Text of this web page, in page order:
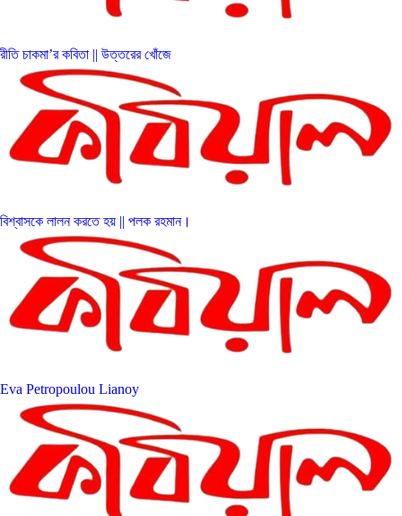
রীতি চাকমা’র কবিতা || উত্তরের খোঁজে
বিশ্বাসকে লালন করতে হয় || পলক রহমান।
Eva Petropoulou Lianoy